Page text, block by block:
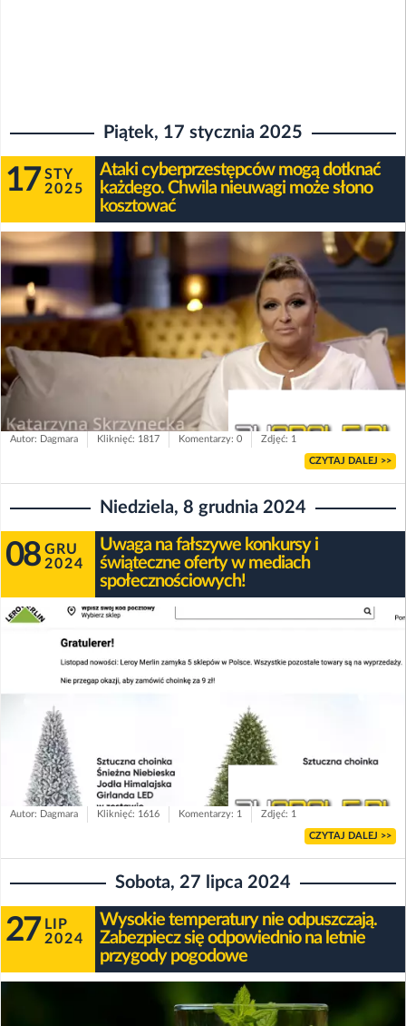
Piątek, 17 stycznia 2025
17 STY
2025
Ataki cyberprzestępców mogą dotknać
każdego. Chwila nieuwagi może słono
kosztować
Autor: Dagmara Kliknięć: 1817 Komentarzy: 0 Zdjęć: 1
CZYTAJ DALEJ >>
Niedziela, 8 grudnia 2024
08 GRU
2024
Uwaga na fałszywe konkursy i
świąteczne oferty w mediach
społecznościowych!
Autor: Dagmara Kliknięć: 1616 Komentarzy: 1 Zdjęć: 1
CZYTAJ DALEJ >>
Sobota, 27 lipca 2024
27 LIP
2024
Wysokie temperatury nie odpuszczają.
Zabezpiecz się odpowiednio na letnie
przygody pogodowe